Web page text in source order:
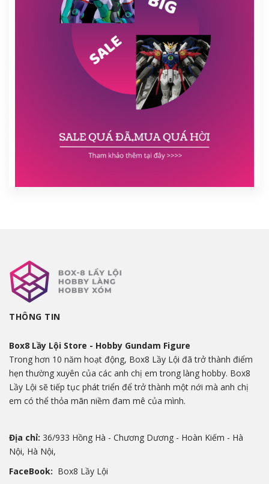
THÔNG TIN
Box8 Lầy Lội Store - Hobby Gundam Figure
Trong hơn 10 năm hoạt động, Box8 Lầy Lội đã trở thành điểm
hẹn thường xuyên của các anh chị em trong làng hobby. Box8
Lầy Lội sẽ tiếp tục phát triển để trở thành một nới mà anh chị
em có thể thỏa mãn niềm đam mê của mình.
Địa chỉ: 36/933 Hồng Hà - Chương Dương - Hoàn Kiếm - Hà
Nội, Hà Nội,
FaceBook: Box8 Lầy Lội